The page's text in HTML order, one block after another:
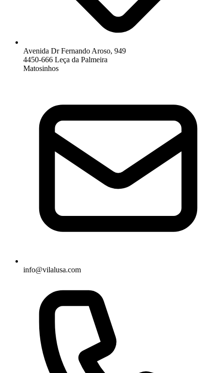
Avenida Dr Fernando Aroso, 949
4450-666 Leça da Palmeira
Matosinhos
info@vilalusa.com